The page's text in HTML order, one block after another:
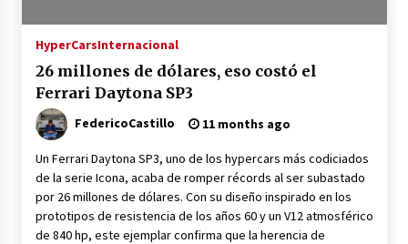
HyperCarsInternacional
26 millones de dólares, eso costó el
Ferrari Daytona SP3
FedericoCastillo 11 months ago
Un Ferrari Daytona SP3, uno de los hypercars más codiciados
de la serie Icona, acaba de romper récords al ser subastado
por 26 millones de dólares. Con su diseño inspirado en los
prototipos de resistencia de los años 60 y un V12 atmosférico
de 840 hp, este ejemplar confirma que la herencia de